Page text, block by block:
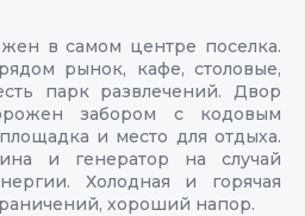
в самом центре поселка.
рынок, кафе, столовые,
парк развлечений. Двор
забором с кодовым
и место для отдыха.
и генератор на случай
Холодная и горячая
хороший напор.